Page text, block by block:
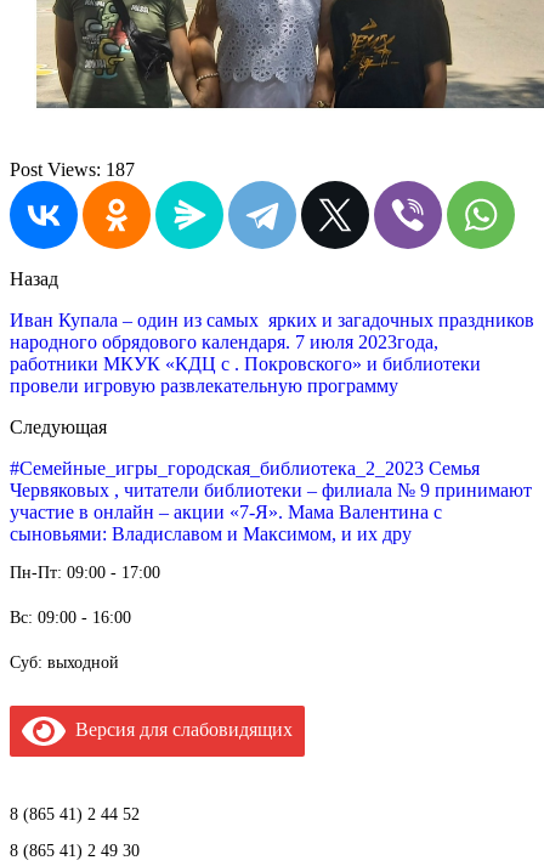
Post Views: 187
Назад
Иван Купала – один из самых ярких и загадочных праздников
народного обрядового календаря. 7 июля 2023года,
работники МКУК «КДЦ с . Покровского» и библиотеки
провели игровую развлекательную программу
Следующая
#Семейные_игры_городская_библиотека_2_2023 Семья
Червяковых , читатели библиотеки – филиала № 9 принимают
участие в онлайн – акции «7-Я». Мама Валентина с
сыновьями: Владиславом и Максимом, и их дру
Пн-Пт: 09:00 - 17:00
Вс: 09:00 - 16:00
Суб: выходной
Версия для слабовидящих
8 (865 41) 2 44 52
8 (865 41) 2 49 30